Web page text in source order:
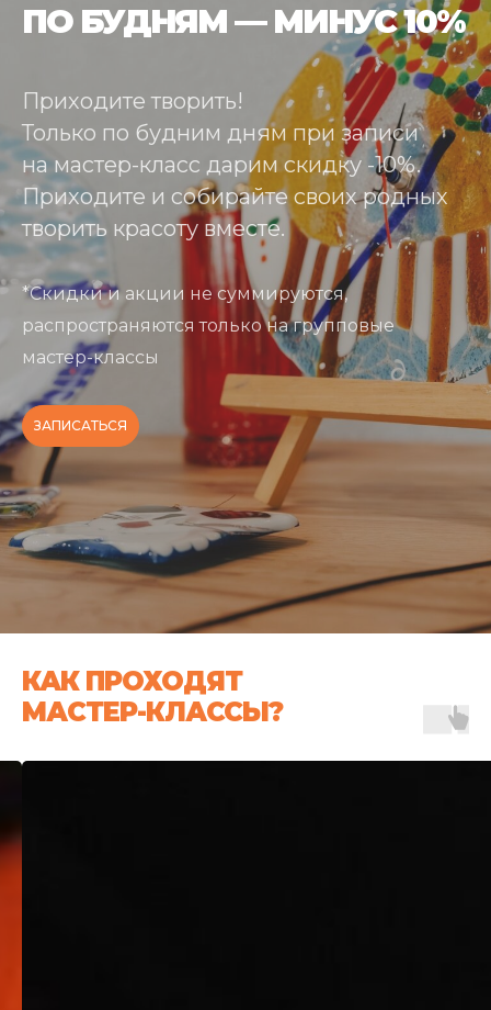
ПО БУДНЯМ — МИНУС 10%
Приходите творить!
Только по будним дням при записи
на мастер-класс дарим скидку -10%.
Приходите и собирайте своих родных
творить красоту вместе.
*Скидки и акции не суммируются,
распространяются только на групповые
мастер-классы
ЗАПИСАТЬСЯ
КАК ПРОХОДЯТ
МАСТЕР-КЛАССЫ?